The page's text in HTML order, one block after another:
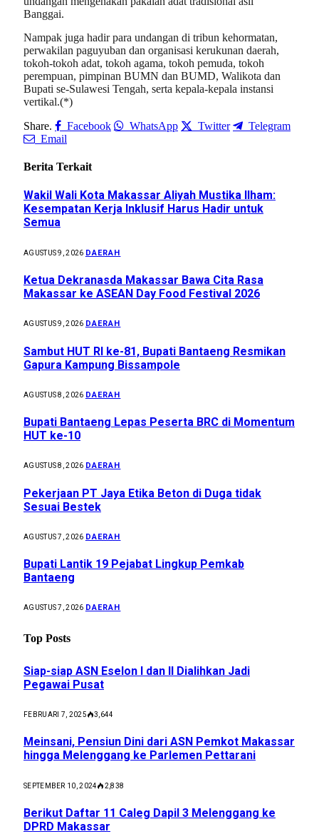
Banggai.
Nampak juga hadir para undangan di tribun kehormatan,
perwakilan paguyuban dan organisasi kerukunan daerah,
tokoh-tokoh adat, tokoh agama, tokoh pemuda, tokoh
perempuan, pimpinan BUMN dan BUMD, Walikota dan
Bupati se-Sulawesi Tengah, serta kepala-kepala instansi
vertikal.(*)
Share.
Facebook WhatsApp Twitter
Telegram
Email
Berita Terkait
Wakil Wali Kota Makassar Aliyah Mustika Ilham:
Kesempatan Kerja Inklusif Harus Hadir untuk
Semua
AGUSTUS 9, 2026 DAERAH
Ketua Dekranasda Makassar Bawa Cita Rasa
Makassar ke ASEAN Day Food Festival 2026
AGUSTUS 9, 2026 DAERAH
Sambut HUT RI ke-81, Bupati Bantaeng Resmikan
Gapura Kampung Bissampole
AGUSTUS 8, 2026 DAERAH
Bupati Bantaeng Lepas Peserta BRC di Momentum
HUT ke-10
AGUSTUS 8, 2026 DAERAH
Pekerjaan PT Jaya Etika Beton di Duga tidak
Sesuai Bestek
AGUSTUS 7, 2026 DAERAH
Bupati Lantik 19 Pejabat Lingkup Pemkab
Bantaeng
AGUSTUS 7, 2026 DAERAH
Top Posts
Siap-siap ASN Eselon I dan II Dialihkan Jadi
Pegawai Pusat
FEBRUARI 7, 2025 3,644
Meinsani, Pensiun Dini dari ASN Pemkot Makassar
hingga Melenggang ke Parlemen Pettarani
SEPTEMBER 10, 2024 2,838
Berikut Daftar 11 Caleg Dapil 3 Melenggang ke
DPRD Makassar